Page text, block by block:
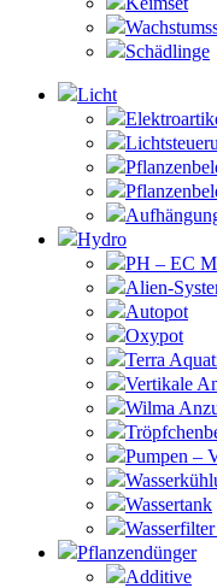
Schädlinge
Licht
Hydro
PH – EC
Alien-
Autopot
Oxypot
Terra
Vertikale
Wilma
Pumpen –
Wassertank
Pflanzendünger
Additive